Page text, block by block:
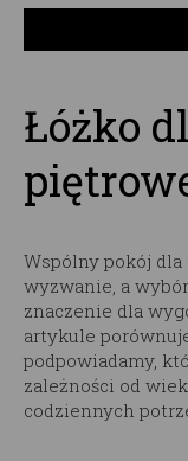
Łóżko
Wspólny pokój
wyzwanie, a
znaczenie dla
artykule
podpowiadamy,
zależności od
codziennych